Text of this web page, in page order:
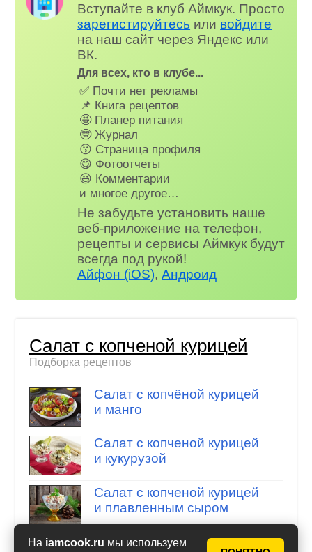
На iamcook.ru мы используем
Вступайте в клуб Аймкук. Просто
зарегистируйтесь или войдите
на наш сайт через Яндекс или
ВК.
Для всех, кто в клубе...
✅ Почти нет рекламы
📌 Книга рецептов
🤩 Планер питания
🤓 Журнал
😗 Страница профиля
😋 Фотоотчеты
😃 Комментарии
и многое другое…
Не забудьте установить наше
веб-приложение на телефон,
рецепты и сервисы Аймкук будут
всегда под рукой!
Айфон (iOS),Андроид
Салат с копченой курицей
Подборка рецептов
Салат с копчёной курицей
и манго
Салат с копченой курицей
и кукурузой
Салат с копченой курицей
и плавленным сыром
Салат с копченой